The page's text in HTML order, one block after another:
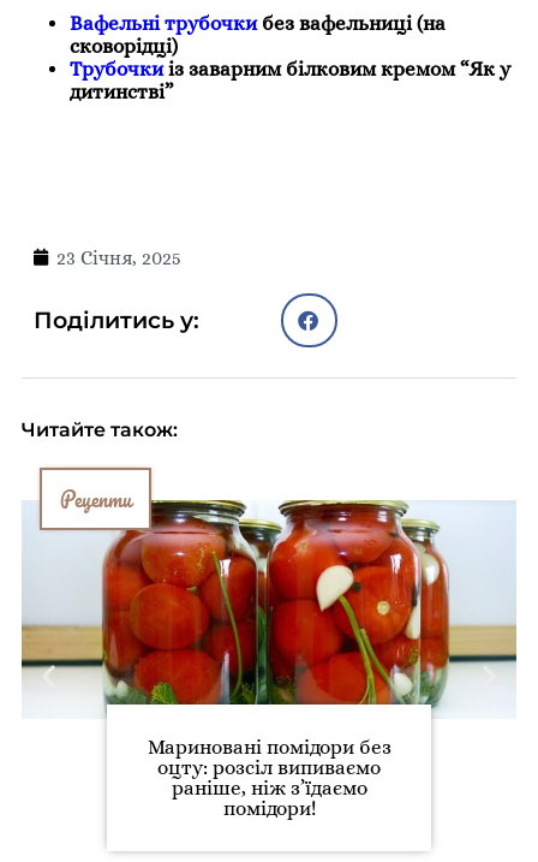
Вафельні трубочкибез вафельниці (на
сковорідці)
Трубочкиіз заварним білковим кремом “Як у
дитинстві”
23 Січня, 2025
Поділитись у:
Читайте також:
Рецепти
Мариновані помідори без
оцту: розсіл випиваємо
раніше, ніж з’їдаємо
помідори!